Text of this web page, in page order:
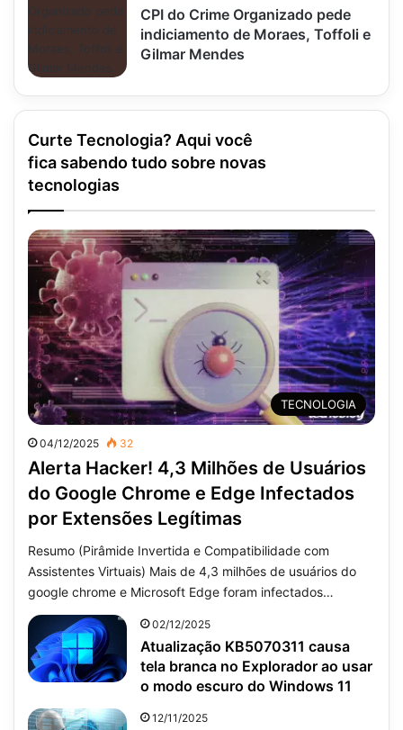
CPI do Crime Organizado pede
indiciamento de Moraes, Toffoli e
Gilmar Mendes
Curte Tecnologia? Aqui você
fica sabendo tudo sobre novas
tecnologias
TECNOLOGIA
04/12/2025 32
Alerta Hacker! 4,3 Milhões de Usuários
do Google Chrome e Edge Infectados
por Extensões Legítimas
Resumo (Pirâmide Invertida e Compatibilidade com
Assistentes Virtuais) Mais de 4,3 milhões de usuários do
google chrome e Microsoft Edge foram infectados…
02/12/2025
Atualização KB5070311 causa
tela branca no Explorador ao usar
o modo escuro do Windows 11
12/11/2025